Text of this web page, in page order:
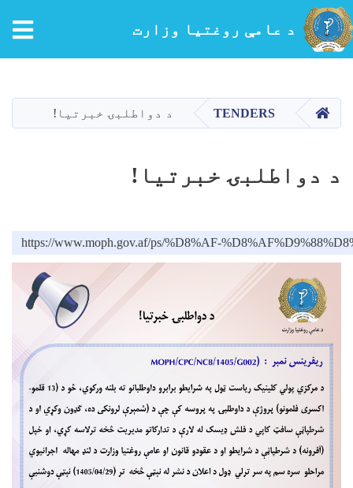
دانګل
د عامې روغتیا وزارت
کور TENDERS د دواطلبۍ خبرتیا!
د دواطلبۍ خبرتیا!
https://www.moph.gov.af/ps/%D8%AF-